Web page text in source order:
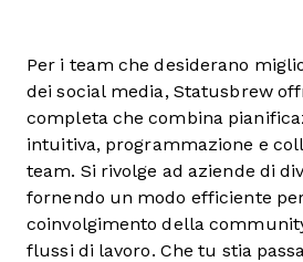
Per i team che desiderano
dei social media, Statusbrew
completa che combina
intuitiva, programmazione e
team. Si rivolge ad aziende di
fornendo un modo efficiente
coinvolgimento della
flussi di lavoro. Che tu stia